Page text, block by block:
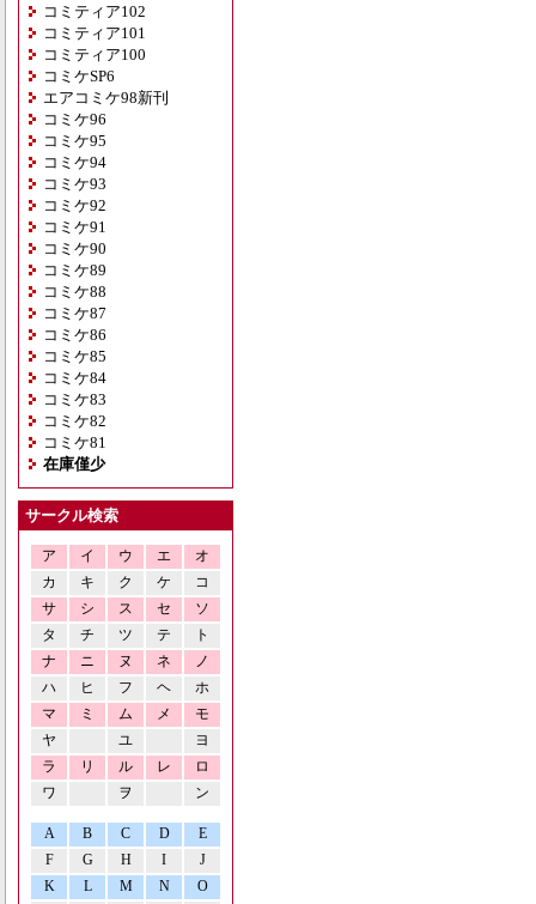
コミティア102
コミティア101
コミティア100
コミケSP6
エアコミケ98新刊
コミケ96
コミケ95
コミケ94
コミケ93
コミケ92
コミケ91
コミケ90
コミケ89
コミケ88
コミケ87
コミケ86
コミケ85
コミケ84
コミケ83
コミケ82
コミケ81
在庫僅少
サークル検索
ア イ ウ エ
オ
カ
キ ク ケ
コ
サ
シ ス セ
ソ
タ
チ ツ テ
ト
ナ
ニ ヌ ネ
ノ
ハ
ヒ フ ヘ
ホ
マ
ミ ム メ
モ
ヤ
ユ
ヨ
ラ
リ ル レ
ロ
ワ
ヲ ン
A B C D
E
F
G H I
J
K
L M N O